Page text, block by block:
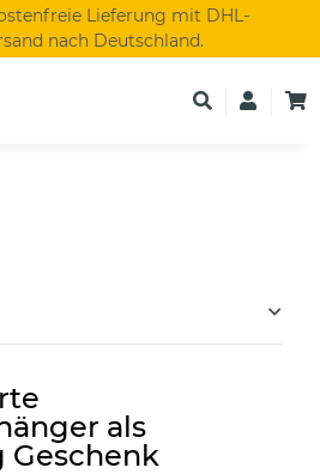
Lieferung mit DHL-
nach Deutschland.
als
Geschenk